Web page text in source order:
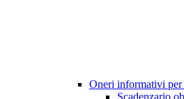
Oneri informativi per